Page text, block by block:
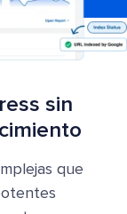
sin
que